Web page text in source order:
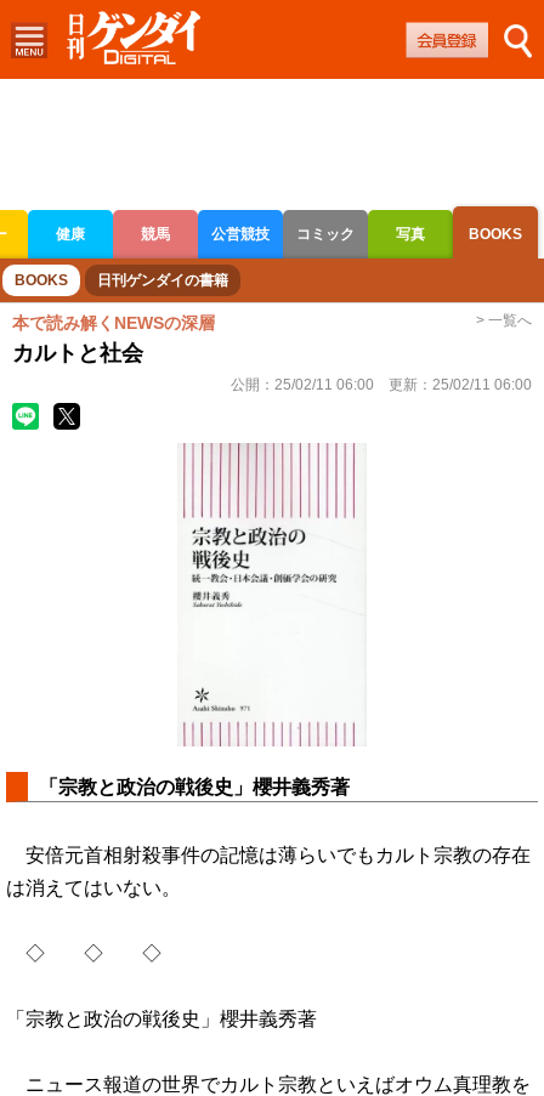
健康 競馬 公営競技 コミック 写真 BOOKS
ボートレース 競輪 オートレース
BOOKS 日刊ゲンダイの書籍
本で読み解くNEWSの深層 > 一覧へ
カルトと社会
公開： 25/02/11 06:00 更新： 25/02/11 06:00
「宗教と政治の戦後史」櫻井義秀著
安倍元首相射殺事件の記憶は薄らいでもカルト宗教の存在
は消えてはいない。
◇ ◇ ◇
「宗教と政治の戦後史」櫻井義秀著
ニュース報道の世界でカルト宗教といえばオウム真理教を